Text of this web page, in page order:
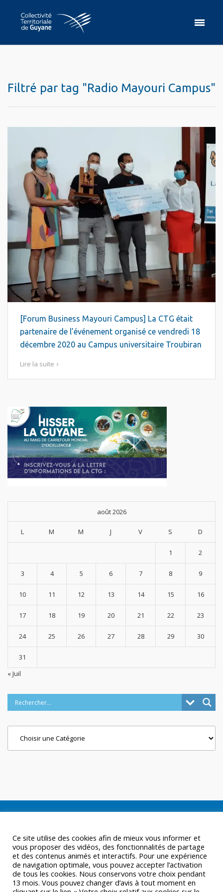
Filtré par tag "Radio Mayouri Campus"
[Forum Business Mayouri Campus] La CTG était
partenaire de l’événement organisé ce vendredi 18
décembre 2020 au Campus universitaire Troubiran
Lire la suite
août 2026
L M M J V S D
1 2
3 4 5 6 7 8 9
10 11 12 13 14 15 16
17 18 19 20 21 22 23
24 25 26 27 28 29 30
31
« Juil
Ce site utilise des cookies afin de mieux vous informer et
vous proposer des vidéos, des fonctionnalités de partage
et des contenus animés et interactifs. Pour une expérience
de navigation optimale, vous pouvez accepter l’activation
de tous les cookies. Nous conservons votre choix pendant
13 mois. Vous pouvez changer d’avis à tout moment en